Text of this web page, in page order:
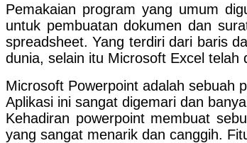
Pemakaian program yang umum
untuk pembuatan dokumen dan
spreadsheet. Yang terdiri dari baris
dunia, selain itu Microsoft Excel
Microsoft Powerpoint adalah sebuah
Aplikasi ini sangat digemari dan
Kehadiran powerpoint membuat
yang sangat menarik dan canggih.